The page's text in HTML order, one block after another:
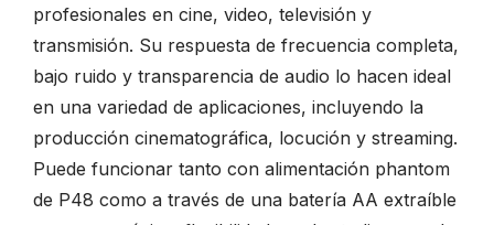
profesionales en cine, video, televisión y
transmisión. Su respuesta de frecuencia completa,
bajo ruido y transparencia de audio lo hacen ideal
en una variedad de aplicaciones, incluyendo la
producción cinematográfica, locución y streaming.
Puede funcionar tanto con alimentación phantom
de P48 como a través de una batería AA extraíble